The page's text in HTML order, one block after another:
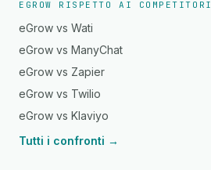
EGROW RISPETTO AI COMPETITORI
eGrow vs Wati
eGrow vs ManyChat
eGrow vs Zapier
eGrow vs Twilio
eGrow vs Klaviyo
Tutti i confronti →